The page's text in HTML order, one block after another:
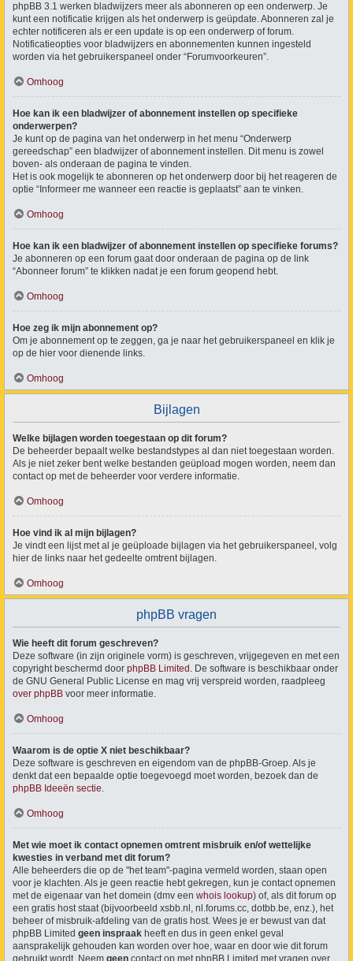
phpBB 3.1 werken bladwijzers meer als abonneren op een onderwerp. Je
kunt een notificatie krijgen als het onderwerp is geüpdate. Abonneren zal je
echter notificeren als er een update is op een onderwerp of forum.
Notificatieopties voor bladwijzers en abonnementen kunnen ingesteld
worden via het gebruikerspaneel onder “Forumvoorkeuren”.
Omhoog
Hoe kan ik een bladwijzer of abonnement instellen op specifieke
onderwerpen?
Je kunt op de pagina van het onderwerp in het menu “Onderwerp
gereedschap” een bladwijzer of abonnement instellen. Dit menu is zowel
boven- als onderaan de pagina te vinden.
Het is ook mogelijk te abonneren op het onderwerp door bij het reageren de
optie “Informeer me wanneer een reactie is geplaatst” aan te vinken.
Omhoog
Hoe kan ik een bladwijzer of abonnement instellen op specifieke forums?
Je abonneren op een forum gaat door onderaan de pagina op de link
“Abonneer forum” te klikken nadat je een forum geopend hebt.
Omhoog
Hoe zeg ik mijn abonnement op?
Om je abonnement op te zeggen, ga je naar het gebruikerspaneel en klik je
op de hier voor dienende links.
Omhoog
Bijlagen
Welke bijlagen worden toegestaan op dit forum?
De beheerder bepaalt welke bestandstypes al dan niet toegestaan worden.
Als je niet zeker bent welke bestanden geüpload mogen worden, neem dan
contact op met de beheerder voor verdere informatie.
Omhoog
Hoe vind ik al mijn bijlagen?
Je vindt een lijst met al je geüploade bijlagen via het gebruikerspaneel, volg
hier de links naar het gedeelte omtrent bijlagen.
Omhoog
phpBB vragen
Wie heeft dit forum geschreven?
Deze software (in zijn originele vorm) is geschreven, vrijgegeven en met een
copyright beschermd door phpBB Limited . De software is beschikbaar onder
de GNU General Public License en mag vrij verspreid worden, raadpleeg
over phpBB voor meer informatie.
Omhoog
Waarom is de optie X niet beschikbaar?
Deze software is geschreven en eigendom van de phpBB-Groep. Als je
denkt dat een bepaalde optie toegevoegd moet worden, bezoek dan de
phpBB Ideeën sectie.
Omhoog
Met wie moet ik contact opnemen omtrent misbruik en/of wettelijke
kwesties in verband met dit forum?
Alle beheerders die op de "het team"-pagina vermeld worden, staan open
voor je klachten. Als je geen reactie hebt gekregen, kun je contact opnemen
met de eigenaar van het domein (dmv een whois lookup) of, als dit forum op
een gratis host staat (bijvoorbeeld xsbb.nl, nl.forums.cc, dotbb.be, enz.), het
beheer of misbruik-afdeling van de gratis host. Wees je er bewust van dat
phpBB Limited geen inspraak heeft en dus in geen enkel geval
aansprakelijk gehouden kan worden over hoe, waar en door wie dit forum
gebruikt wordt. Neem geen contact op met phpBB Limited met vragen over